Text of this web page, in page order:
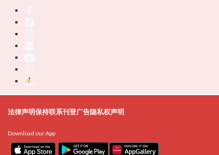
法律声明保持联系刊登广告隐私权声明
Download our App